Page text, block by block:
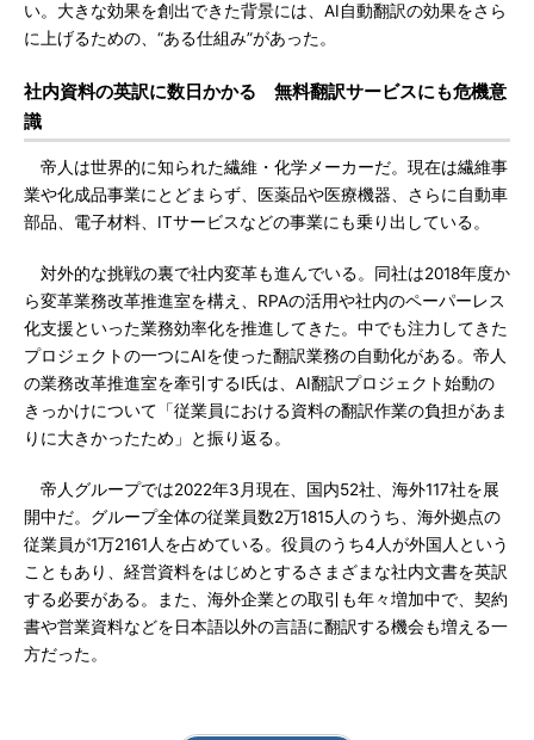
い。大きな効果を創出できた背景には、AI自動翻訳の効果をさら
に上げるための、“ある仕組み”があった。
社内資料の英訳に数日かかる 無料翻訳サービスにも危機意
識
帝人は世界的に知られた繊維・化学メーカーだ。現在は繊維事
業や化成品事業にとどまらず、医薬品や医療機器、さらに自動車
部品、電子材料、ITサービスなどの事業にも乗り出している。
対外的な挑戦の裏で社内変革も進んでいる。同社は2018年度か
ら変革業務改革推進室を構え、RPAの活用や社内のペーパーレス
化支援といった業務効率化を推進してきた。中でも注力してきた
プロジェクトの一つにAIを使った翻訳業務の自動化がある。帝人
の業務改革推進室を牽引するI氏は、AI翻訳プロジェクト始動の
きっかけについて「従業員における資料の翻訳作業の負担があま
りに大きかったため」と振り返る。
帝人グループでは2022年3月現在、国内52社、海外117社を展
開中だ。グループ全体の従業員数2万1815人のうち、海外拠点の
従業員が1万2161人を占めている。役員のうち4人が外国人という
こともあり、経営資料をはじめとするさまざまな社内文書を英訳
する必要がある。また、海外企業との取引も年々増加中で、契約
書や営業資料などを日本語以外の言語に翻訳する機会も増える一
方だった。